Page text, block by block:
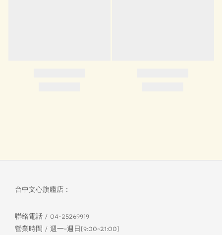
台中文心旗艦店：
聯絡電話 / 04-25269919
營業時間 / 週一~週日(9:00~21:00)